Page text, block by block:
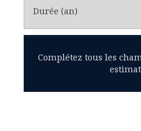
Durée (an)
Complétez tous les